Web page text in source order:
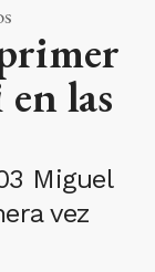
las
Miguel
vez